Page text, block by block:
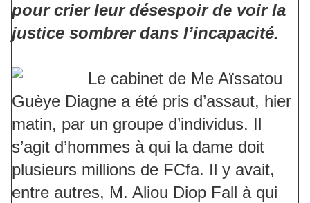
pour crier leur désespoir de voir la
justice sombrer dans l’incapacité.
Le cabinet de Me Aïssatou
Guèye Diagne a été pris d’assaut, hier
matin, par un groupe d’individus. Il
s’agit d’hommes à qui la dame doit
plusieurs millions de FCfa. Il y avait,
entre autres, M. Aliou Diop Fall à qui